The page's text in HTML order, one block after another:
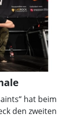
hat beim
den zweiten